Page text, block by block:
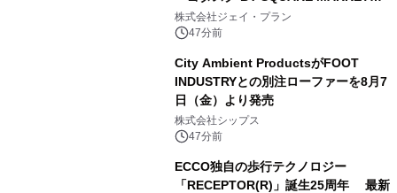
の運営を開始
株式会社ジェイ・プラン
47分前
City Ambient ProductsがFOOT
INDUSTRYとの別注ローファーを8月7
日（金）より発売
株式会社シップス
47分前
ECCO独自の歩行テクノロジー
「RECEPTOR(R)」誕生25周年 最新